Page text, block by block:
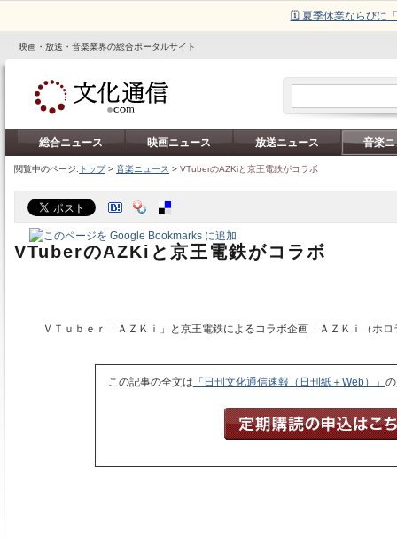
🗓️ 夏季休業ならびに
映画・放送・音楽業界の総合ポータルサイト
総合ニュース 映画ニュース 放送ニュース 音楽
閲覧中のページ: トップ> 音楽ニュース > VTuberのAZKiと京王電鉄がコラボ
VTuberのAZKiと京王電鉄がコラボ
ＶＴｕｂｅｒ「ＡＺＫｉ」と京王電鉄によるコラボ企画「ＡＺＫｉ（ホ
この記事の全文は 「日刊文化通信速報（日刊紙＋Web）」